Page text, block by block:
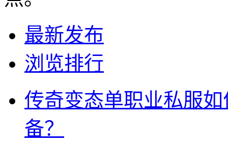
最新发布
浏览排行
传奇变态单职业私服
备？